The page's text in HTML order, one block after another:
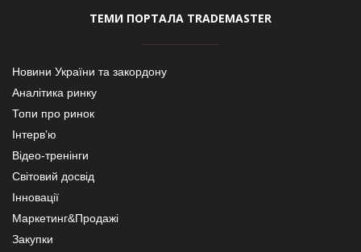
ТЕМИ ПОРТАЛА TRADEMASTER
Новини України та закордону
Аналітика ринку
Топи про ринок
Інтерв’ю
Відео-тренінги
Світовий досвід
Інновації
Маркетинг&Продажі
Закупки